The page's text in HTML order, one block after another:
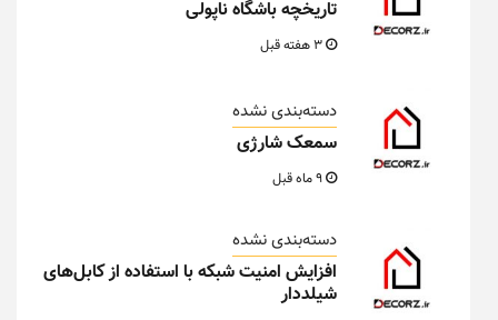
تاریخچه باشگاه ناپولی
دسته‌بندی نشده
سمعک شارژی
دسته‌بندی نشده
افزایش امنیت شبکه با استفاده از کابل‌های
شیلددار